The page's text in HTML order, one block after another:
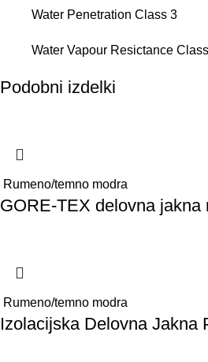
Water Penetration Class 3
Water Vapour Resictance
Podobni izdelki
Rumeno/temno modra
GORE-TEX delovna jakna
Rumeno/temno modra
Izolacijska Delovna Jakna